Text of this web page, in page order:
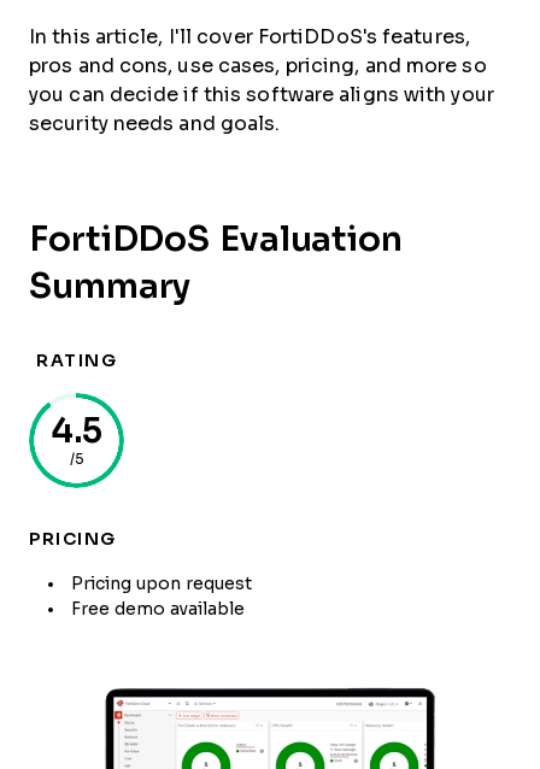
In this article, I'll cover FortiDDoS's features,
pros and cons, use cases, pricing, and more so
you can decide if this software aligns with your
security needs and goals.
FortiDDoS Evaluation
Summary
RATING
4.5
/5
PRICING
Pricing upon request
Free demo available